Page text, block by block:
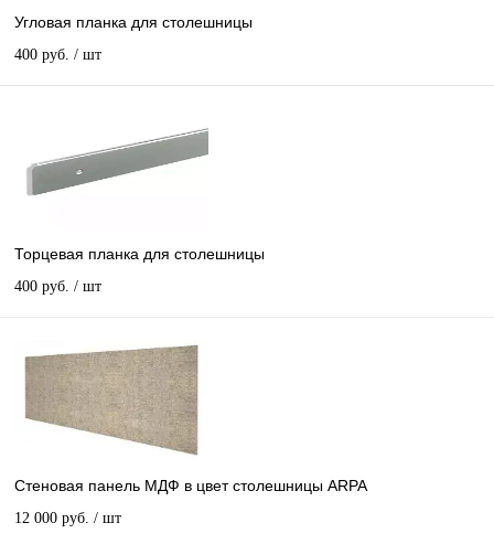
Угловая планка для столешницы
400 руб. / шт
Торцевая планка для столешницы
400 руб. / шт
Стеновая панель МДФ в цвет столешницы ARPA
12 000 руб. / шт